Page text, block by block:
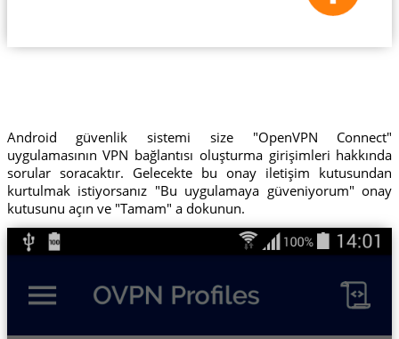
Android güvenlik sistemi size "OpenVPN Connect"
uygulamasının VPN bağlantısı oluşturma girişimleri hakkında
sorular soracaktır. Gelecekte bu onay iletişim kutusundan
kurtulmak istiyorsanız "Bu uygulamaya güveniyorum" onay
kutusunu açın ve "Tamam" a dokunun.